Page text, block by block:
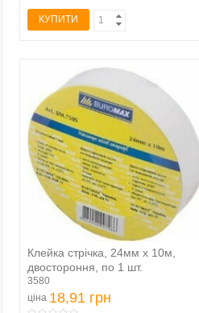
КУПИТИ
Клейка стрічка, 24мм х 10м,
двостороння, по 1 шт.
3580
ціна 18,91 грн